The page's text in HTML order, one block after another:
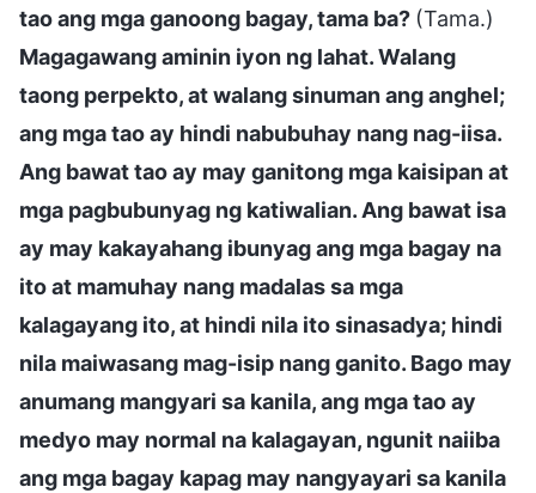
tao ang mga ganoong bagay, tama ba? (Tama.)
Magagawang aminin iyon ng lahat. Walang
taong perpekto, at walang sinuman ang anghel;
ang mga tao ay hindi nabubuhay nang nag-iisa.
Ang bawat tao ay may ganitong mga kaisipan at
mga pagbubunyag ng katiwalian. Ang bawat isa
ay may kakayahang ibunyag ang mga bagay na
ito at mamuhay nang madalas sa mga
kalagayang ito, at hindi nila ito sinasadya; hindi
nila maiwasang mag-isip nang ganito. Bago may
anumang mangyari sa kanila, ang mga tao ay
medyo may normal na kalagayan, ngunit naiiba
ang mga bagay kapag may nangyayari sa kanila